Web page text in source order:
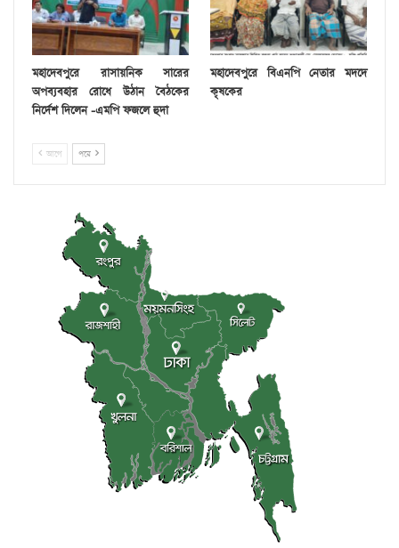
মহাদেবপুরে রাসায়নিক সারের
অপব্যবহার রোধে উঠান বৈঠকের
নির্দেশ দিলেন -এমপি ফজলে হুদা
মহাদেবপুরে বিএনপি নেতার মদদে
কৃষকের
আগে পরে